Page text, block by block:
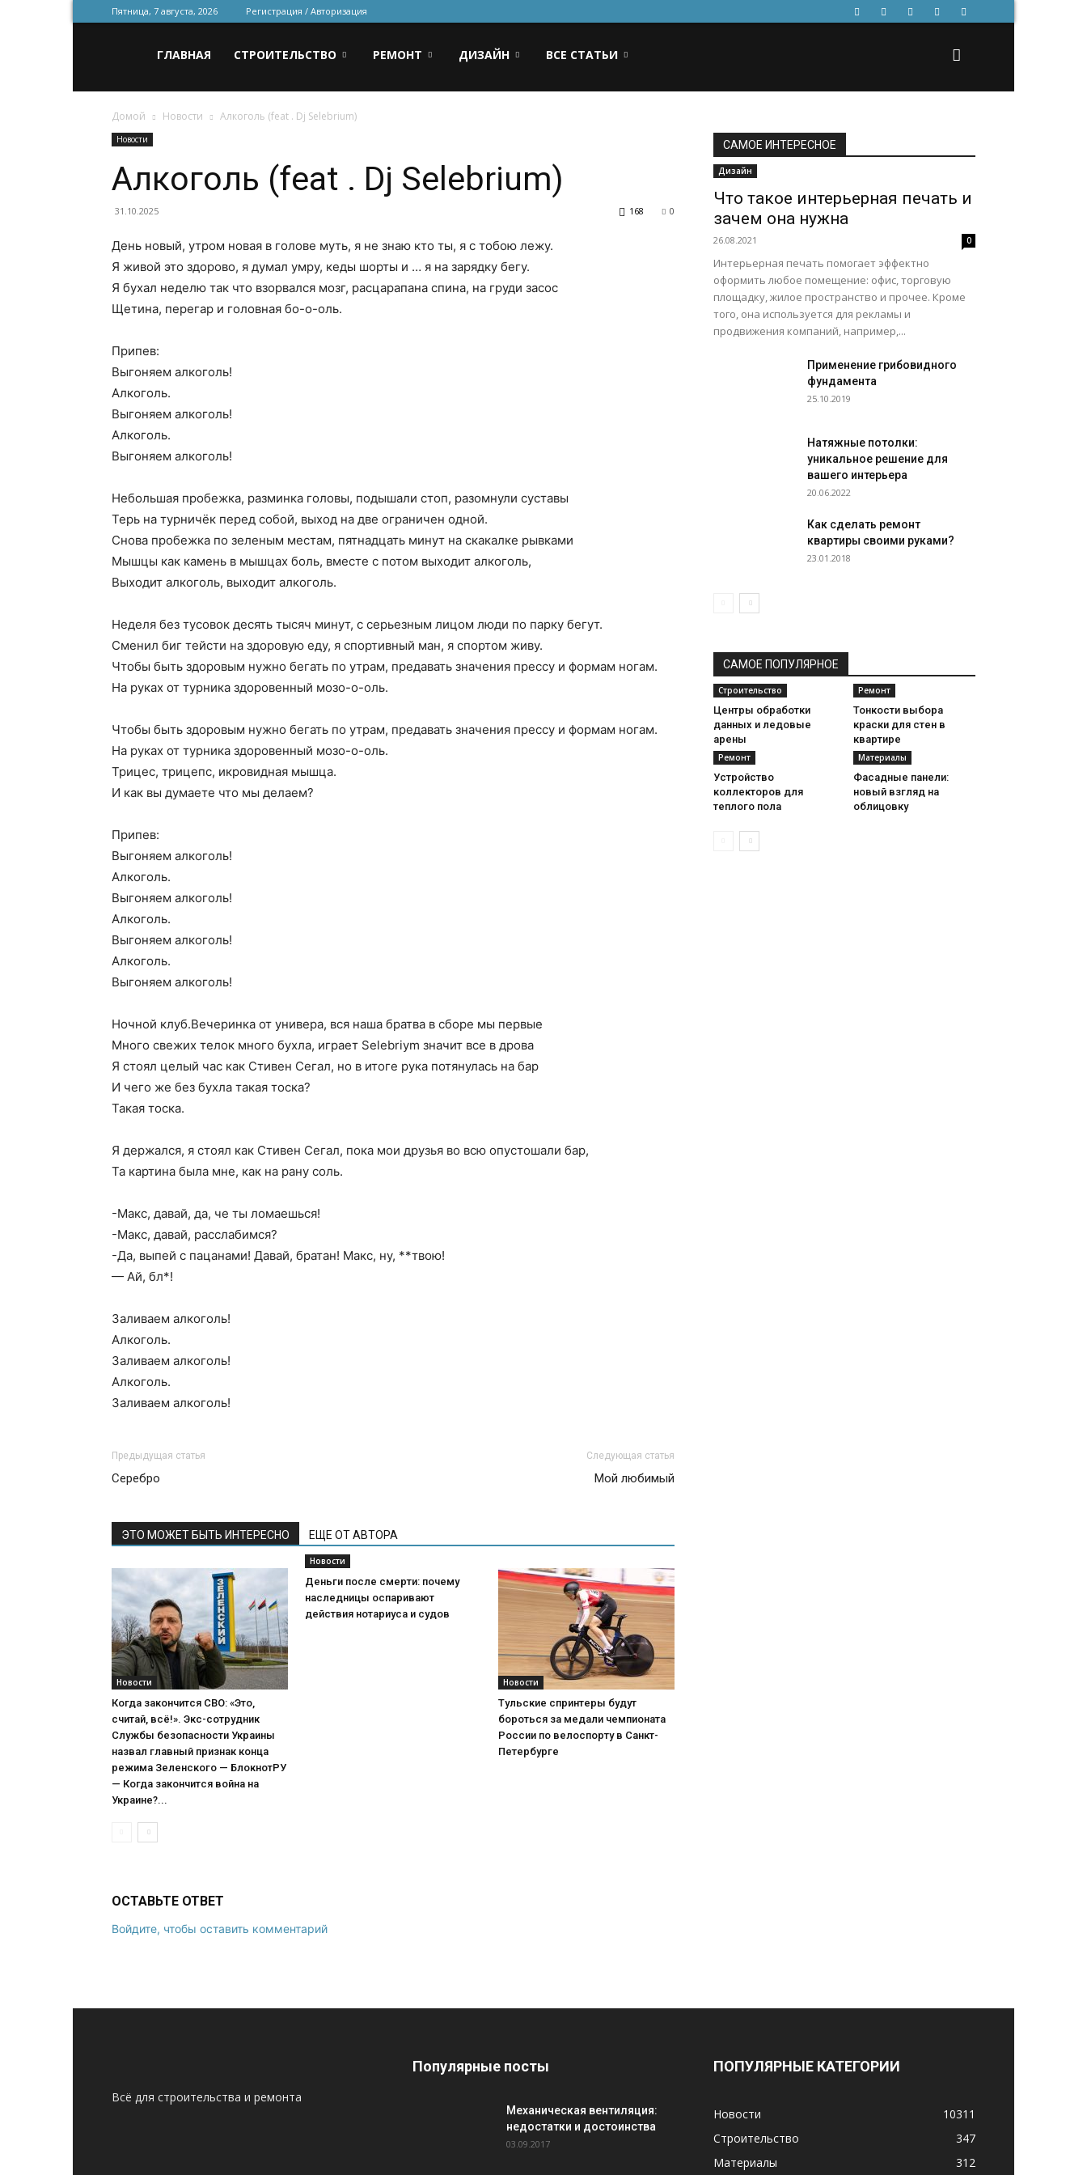
Пятница, 7 августа, 2026 Регистрация / Авторизация
для
строительства
и
ремонта
ГЛАВНАЯ СТРОИТЕЛЬСТВО РЕМОНТ ДИЗАЙН ВСЕ СТАТЬИ
Домой Новости Алкоголь (feat . Dj Selebrium)
Новости
Алкоголь (feat . Dj Selebrium)
31.10.2025 0
168
День новый, утром новая в голове муть, я не знаю кто ты, я с тобою лежу.
Я живой это здорово, я думал умру, кеды шорты и … я на зарядку бегу.
Я бухал неделю так что взорвался мозг, расцарапана спина, на груди засос
Щетина, перегар и головная бо-о-оль.
Припев:
Выгоняем алкоголь!
Алкоголь.
Выгоняем алкоголь!
Алкоголь.
Выгоняем алкоголь!
Небольшая пробежка, разминка головы, подышали стоп, разомнули суставы
Терь на турничёк перед собой, выход на две ограничен одной.
Снова пробежка по зеленым местам, пятнадцать минут на скакалке рывками
Мышцы как камень в мышцах боль, вместе с потом выходит алкоголь,
Выходит алкоголь, выходит алкоголь.
Неделя без тусовок десять тысяч минут, с серьезным лицом люди по парку бегут.
Сменил биг тейсти на здоровую еду, я спортивный ман, я спортом живу.
Чтобы быть здоровым нужно бегать по утрам, предавать значения прессу и формам ногам.
На руках от турника здоровенный мозо-о-оль.
Чтобы быть здоровым нужно бегать по утрам, предавать значения прессу и формам ногам.
На руках от турника здоровенный мозо-о-оль.
Трицес, трицепс, икровидная мышца.
И как вы думаете что мы делаем?
Припев:
Выгоняем алкоголь!
Алкоголь.
Выгоняем алкоголь!
Алкоголь.
Выгоняем алкоголь!
Алкоголь.
Выгоняем алкоголь!
Ночной клуб.Вечеринка от универа, вся наша братва в сборе мы первые
Много свежих телок много бухла, играет Selebriym значит все в дрова
Я стоял целый час как Стивен Сегал, но в итоге рука потянулась на бар
И чего же без бухла такая тоска?
Такая тоска.
Я держался, я стоял как Стивен Сегал, пока мои друзья во всю опустошали бар,
Та картина была мне, как на рану соль.
-Макс, давай, да, че ты ломаешься!
-Макс, давай, расслабимся?
-Да, выпей с пацанами! Давай, братан! Макс, ну, **твою!
— Ай, бл*!
Заливаем алкоголь!
Алкоголь.
Заливаем алкоголь!
Алкоголь.
Заливаем алкоголь!
Предыдущая статья
Серебро
Следующая статья
Мой любимый
ЭТО МОЖЕТ БЫТЬ ИНТЕРЕСНО ЕЩЕ ОТ АВТОРА
Новости
Когда закончится СВО: «Это,
считай, всё!». Экс-сотрудник
Службы безопасности Украины
назвал главный признак конца
режима Зеленского — БлокнотРУ
— Когда закончится война на
Украине?...
Новости
Деньги после смерти: почему
наследницы оспаривают
действия нотариуса и судов
Новости
Тульские спринтеры будут
бороться за медали чемпионата
России по велоспорту в Санкт-
Петербурге
ОСТАВЬТЕ ОТВЕТ
Войдите, чтобы оставить комментарий
САМОЕ ИНТЕРЕСНОЕ
Дизайн
Что такое интерьерная печать и
зачем она нужна
26.08.2021 0
Интерьерная печать помогает эффектно
оформить любое помещение: офис, торговую
площадку, жилое пространство и прочее. Кроме
того, она используется для рекламы и
продвижения компаний, например,...
Применение грибовидного
фундамента
25.10.2019
Натяжные потолки:
уникальное решение для
вашего интерьера
20.06.2022
Как сделать ремонт
квартиры своими руками?
23.01.2018
САМОЕ ПОПУЛЯРНОЕ
Строительство
Центры обработки
данных и ледовые
арены
Ремонт
Тонкости выбора
краски для стен в
квартире
Ремонт
Устройство
коллекторов для
теплого пола
Материалы
Фасадные панели:
новый взгляд на
облицовку
Всё для строительства и ремонта
Популярные посты
Механическая вентиляция:
недостатки и достоинства
03.09.2017
ПОПУЛЯРНЫЕ КАТЕГОРИИ
Новости
10311
Строительство
347
Материалы
312